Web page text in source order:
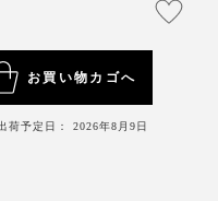
と「マジェットスタン
力なマグネットを搭載
いて》
用可能です。
2mm以上)や、特殊な形状のケ
お買い物カゴへ
荷予定日： 2026年8月9日